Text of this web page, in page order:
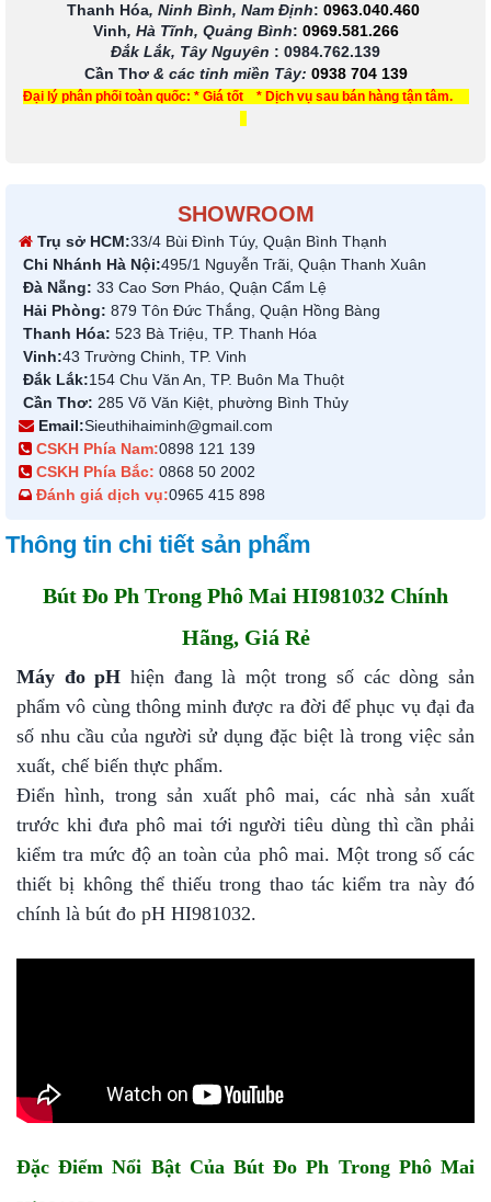
Thanh Hóa, Ninh Bình, Nam Định: 0963.040.460
Vinh, Hà Tĩnh, Quảng Bình: 0969.581.266
Đắk Lắk, Tây Nguyên : 0984.762.139
Cần Thơ & các tỉnh miền Tây: 0938 704 139
Đại lý phân phối toàn quốc: * Giá tốt * Dịch vụ sau bán hàng tận tâm.
SHOWROOM
Trụ sở HCM:33/4 Bùi Đình Túy, Quận Bình Thạnh
Chi Nhánh Hà Nội:495/1 Nguyễn Trãi, Quận Thanh Xuân
Đà Nẵng: 33 Cao Sơn Pháo, Quận Cẩm Lệ
Hải Phòng: 879 Tôn Đức Thắng, Quận Hồng Bàng
Thanh Hóa: 523 Bà Triệu, TP. Thanh Hóa
Vinh:43 Trường Chinh, TP. Vinh
Đắk Lắk:154 Chu Văn An, TP. Buôn Ma Thuột
Cần Thơ: 285 Võ Văn Kiệt, phường Bình Thủy
Email:Sieuthihaiminh@gmail.com
CSKH Phía Nam:0898 121 139
CSKH Phía Bắc: 0868 50 2002
Đánh giá dịch vụ:0965 415 898
Thông tin chi tiết sản phẩm
Bút Đo Ph Trong Phô Mai HI981032 Chính
Hãng, Giá Rẻ
Máy đo pH hiện đang là một trong số các dòng sản
phẩm vô cùng thông minh được ra đời để phục vụ đại đa
số nhu cầu của người sử dụng đặc biệt là trong việc sản
xuất, chế biến thực phẩm.
Điển hình, trong sản xuất phô mai, các nhà sản xuất
trước khi đưa phô mai tới người tiêu dùng thì cần phải
kiểm tra mức độ an toàn của phô mai. Một trong số các
thiết bị không thể thiếu trong thao tác kiểm tra này đó
chính là bút đo pH HI981032.
Đặc Điểm Nổi Bật Của Bút Đo Ph Trong Phô Mai